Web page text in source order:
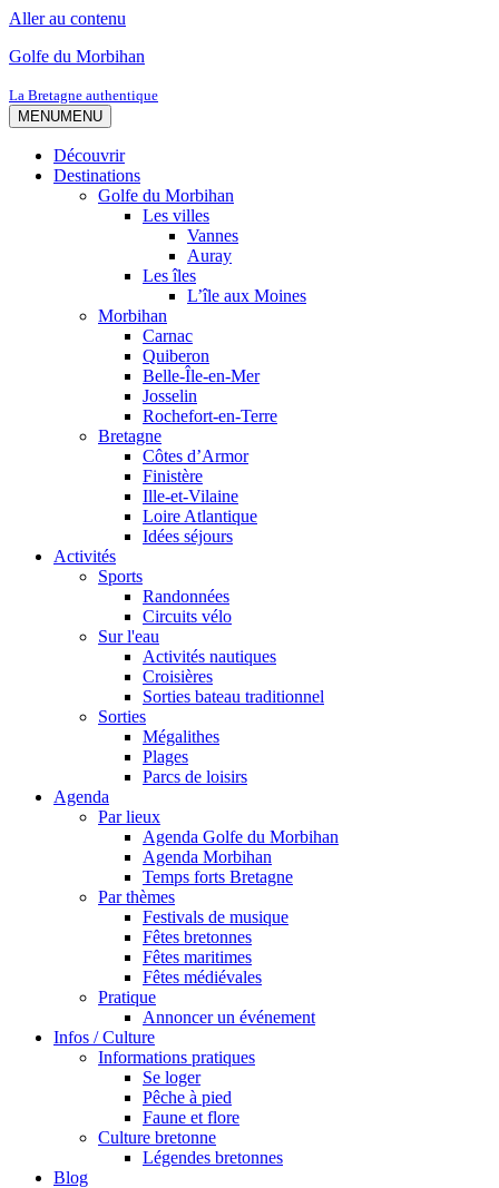
Aller au contenu
Golfe du Morbihan
La Bretagne authentique
MENUMENU
Découvrir
Destinations
Golfe du Morbihan
Les villes
Vannes
Auray
Les îles
L’île aux Moines
Morbihan
Carnac
Quiberon
Belle-Île-en-Mer
Josselin
Rochefort-en-Terre
Bretagne
Côtes d’Armor
Finistère
Ille-et-Vilaine
Loire Atlantique
Idées séjours
Activités
Sports
Randonnées
Circuits vélo
Sur l'eau
Activités nautiques
Croisières
Sorties bateau traditionnel
Sorties
Mégalithes
Plages
Parcs de loisirs
Agenda
Par lieux
Agenda Golfe du Morbihan
Agenda Morbihan
Temps forts Bretagne
Par thèmes
Festivals de musique
Fêtes bretonnes
Fêtes maritimes
Fêtes médiévales
Pratique
Annoncer un événement
Infos / Culture
Informations pratiques
Se loger
Pêche à pied
Faune et flore
Culture bretonne
Légendes bretonnes
Blog